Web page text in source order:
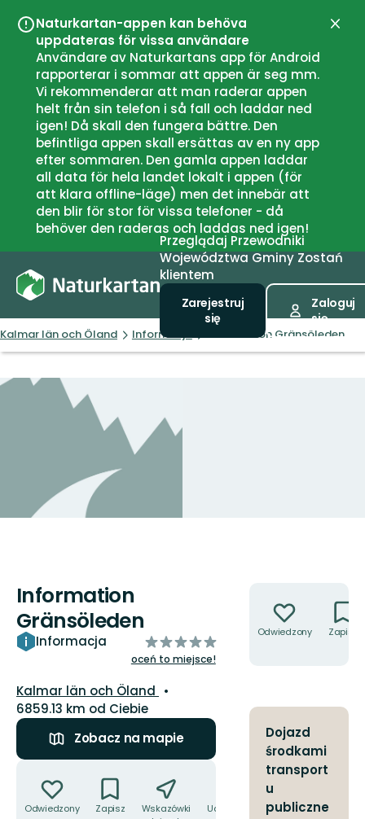
Naturkartan-appen kan behöva
uppdateras för vissa användare
Användare av Naturkartans app för Android
rapporterar i sommar att appen är seg mm.
Vi rekommenderar att man raderar appen
helt från sin telefon i så fall och laddar ned
igen! Då skall den fungera bättre. Den
befintliga appen skall ersättas av en ny app
efter sommaren. Den gamla appen laddar
all data för hela landet lokalt i appen (för
att klara offline-läge) men det innebär att
den blir för stor för vissa telefoner - då
behöver den raderas och laddas ned igen!
Przeglądaj Przewodniki
Województwa Gminy Zostań
klientem
Zarejestruj
się
Zaloguj
się
Kalmar län och Öland Informacja Information Gränsöleden
Information
Gränsöleden
Informacja
z
5
oceń to miejsce!
Województwo:
Kalmar län och Öland
6859.13 km od Ciebie
Zobacz na mapie
Odwiedzony Zapisz
Wskazówki
Udostępnij
Odwiedzony Zapisz
Dojazd
środkami
transport
u
publiczne